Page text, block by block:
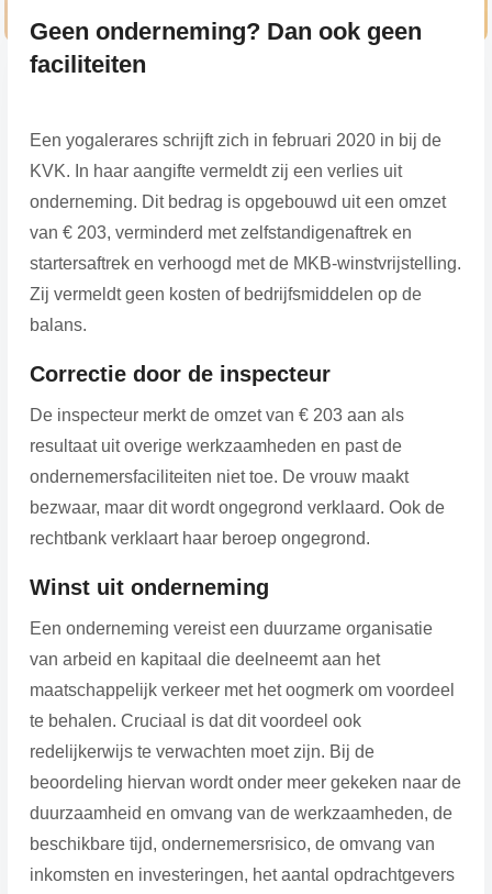
Geen onderneming? Dan ook geen
faciliteiten
Een yogalerares schrijft zich in februari 2020 in bij de
KVK. In haar aangifte vermeldt zij een verlies uit
onderneming. Dit bedrag is opgebouwd uit een omzet
van € 203, verminderd met zelfstandigenaftrek en
startersaftrek en verhoogd met de MKB-winstvrijstelling.
Zij vermeldt geen kosten of bedrijfsmiddelen op de
balans.
Correctie door de inspecteur
De inspecteur merkt de omzet van € 203 aan als
resultaat uit overige werkzaamheden en past de
ondernemersfaciliteiten niet toe. De vrouw maakt
bezwaar, maar dit wordt ongegrond verklaard. Ook de
rechtbank verklaart haar beroep ongegrond.
Winst uit onderneming
Een onderneming vereist een duurzame organisatie
van arbeid en kapitaal die deelneemt aan het
maatschappelijk verkeer met het oogmerk om voordeel
te behalen. Cruciaal is dat dit voordeel ook
redelijkerwijs te verwachten moet zijn. Bij de
beoordeling hiervan wordt onder meer gekeken naar de
duurzaamheid en omvang van de werkzaamheden, de
beschikbare tijd, ondernemersrisico, de omvang van
inkomsten en investeringen, het aantal opdrachtgevers